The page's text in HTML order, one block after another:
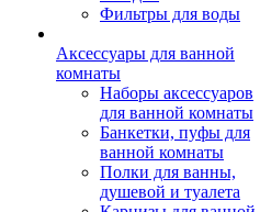
Фильтры для воды
Аксессуары для ванной
комнаты
Наборы аксессуаров
для ванной комнаты
Банкетки, пуфы для
ванной комнаты
Полки для ванны,
душевой и туалета